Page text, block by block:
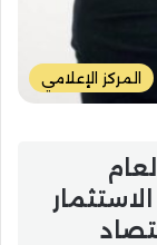
المركز الإعلامي